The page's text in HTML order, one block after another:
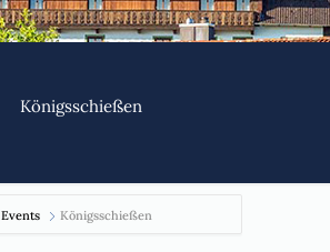
Königsschießen
Events Königsschießen